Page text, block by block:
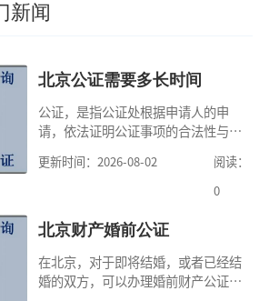
新闻
北京公证需要多长时间
公证，是指公证处根据申请人的申
请，依法证明公证事项的合法性与真
高公证事项的效力，固定证据，但是
很多人不知道在北京办理公证需要多
家，办理公证的时候除了需要按照公
道北京公证需要什么材料,北京公证需
要多少钱？北京公
更新时间：2026-08-02
阅读：
0
北京财产婚前公证
在北京，对于即将结婚，或者已经结
婚的双方，可以办理婚前财产公证，